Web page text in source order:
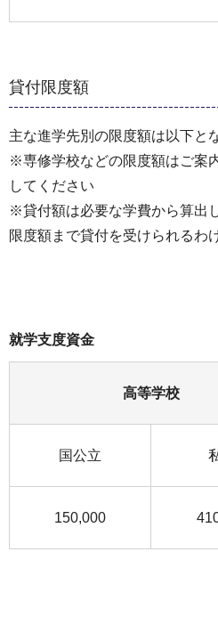
貸付限度額
主な進学先別の限度額は以下と
※専修学校などの限度額はご案
してください
※貸付額は必要な学費から算出
限度額まで貸付を受けられるわ
就学支度資金
高等学校
国公立
150,000